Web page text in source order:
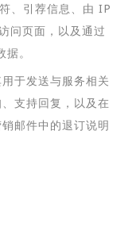
、引荐信息、由 IP
问页面，以及通过
。
于发送与服务相关
支持回复，以及在
邮件中的退订说明